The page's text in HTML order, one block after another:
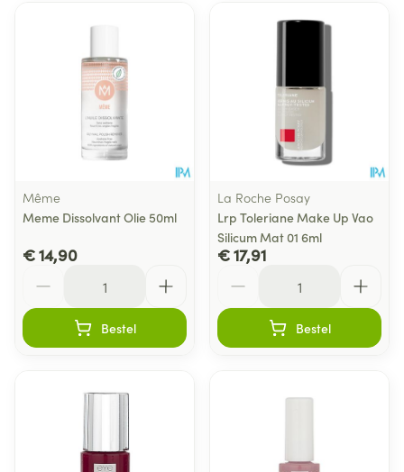
Même
Meme Dissolvant Olie 50ml
€ 14,90
Bestel
La Roche Posay
Lrp Toleriane Make Up Vao
Silicum Mat 01 6ml
€ 17,91
Bestel